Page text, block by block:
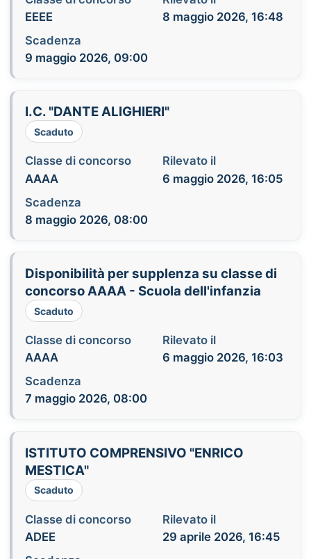
EEEE
8 maggio 2026, 16:48
Scadenza
9 maggio 2026, 09:00
I.C. "DANTE ALIGHIERI"
Scaduto
Classe di concorso
AAAA
Rilevato il
6 maggio 2026, 16:05
Scadenza
8 maggio 2026, 08:00
Disponibilità per supplenza su classe di
concorso AAAA - Scuola dell'infanzia
Scaduto
Classe di concorso
AAAA
Rilevato il
6 maggio 2026, 16:03
Scadenza
7 maggio 2026, 08:00
ISTITUTO COMPRENSIVO "ENRICO
MESTICA"
Scaduto
Classe di concorso
ADEE
Rilevato il
29 aprile 2026, 16:45